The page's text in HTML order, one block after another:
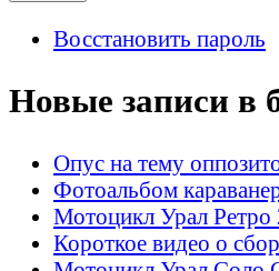
Восстановить пароль
Новые записи в
Опус на тему
Фотоальбом
Мотоцикл Урал Ретро
Короткое видео о